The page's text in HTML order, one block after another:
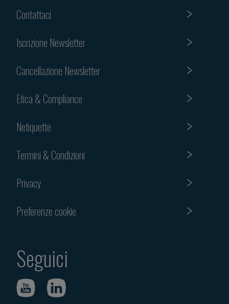
Contattaci
Iscrizione Newsletter
Cancellazione Newsletter
Etica & Compliance
Netiquette
Termini & Condizioni
Privacy
Preferenze cookie
Seguici